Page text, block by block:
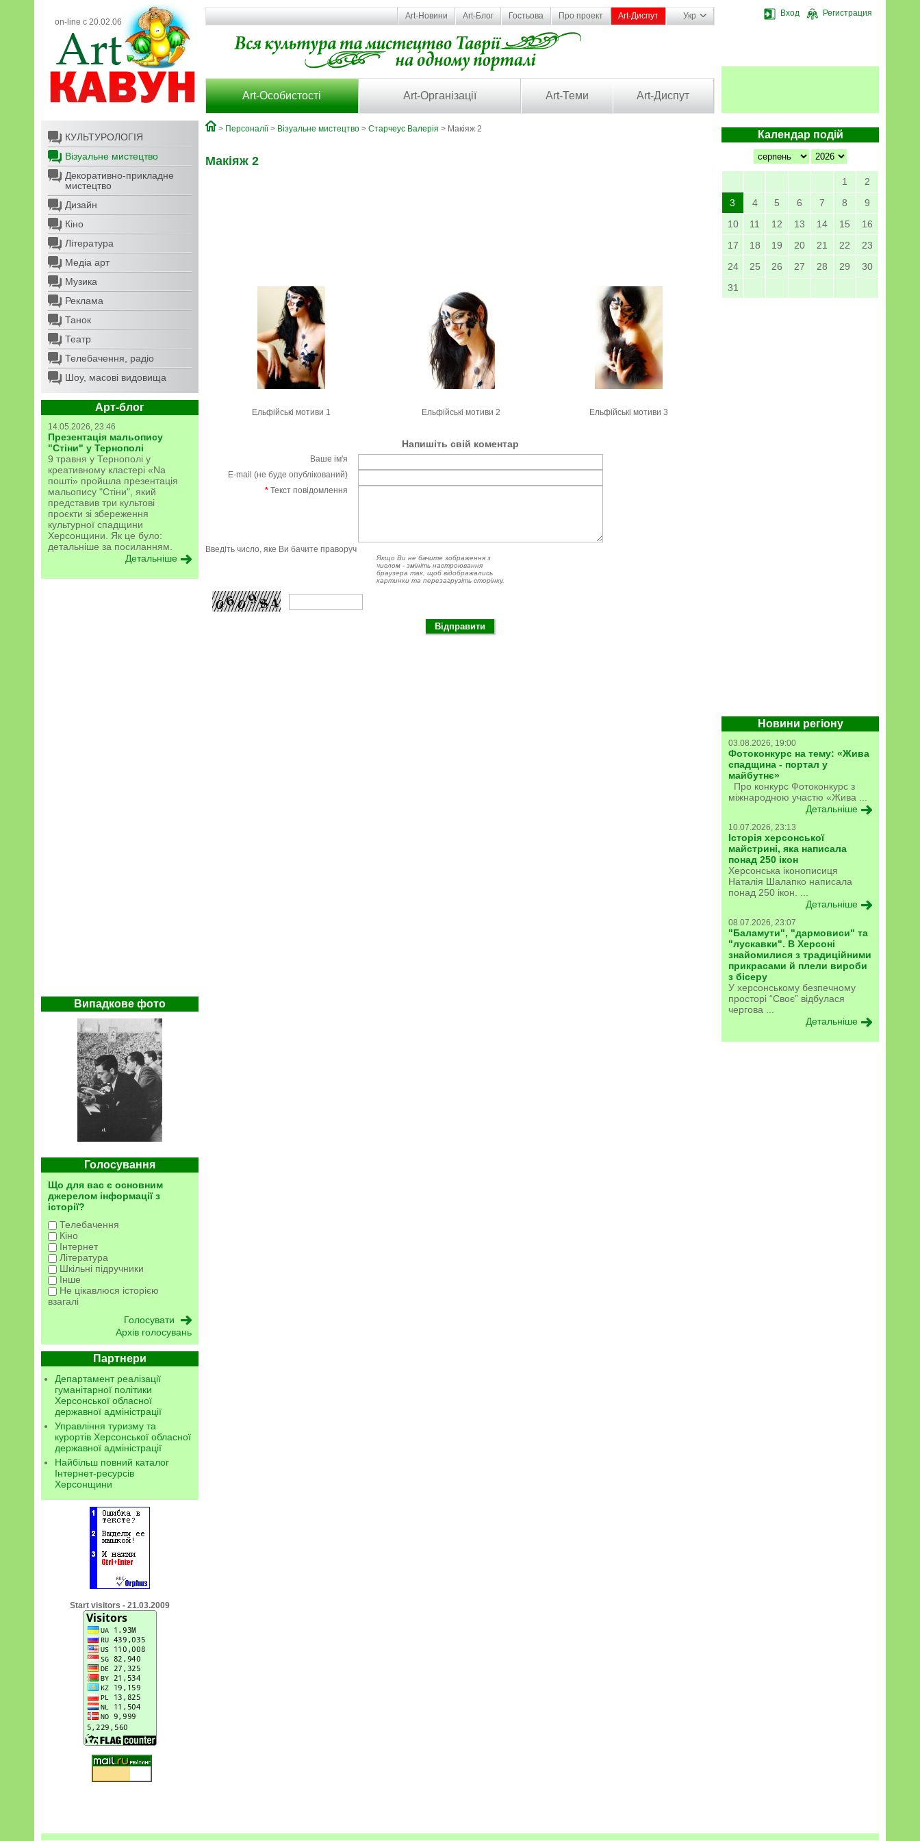
on-line с 20.02.06
Вход Регистрация
Art-Новини Art-Блог Гостьова Про проект Art-Диспут Укр
Art-Особистості Art-Організації Art-Теми Art-Диспут
КУЛЬТУРОЛОГІЯ
Візуальне мистецтво
Декоративно-прикладне
мистецтво
Дизайн
Кіно
Література
Медіа арт
Музика
Реклама
Танок
Театр
Телебачення, радіо
Шоу, масові видовища
Арт-блог
14.05.2026, 23:46
Презентація мальопису
"Стіни" у Тернополі
9 травня у Тернополі у
креативному кластері «Na
пошті» пройшла презентація
мальопису "Стіни", який
представив три культові
проєкти зі збереження
культурної спадщини
Херсонщини. Як це було:
детальніше за посиланням.
Детальніше
Випадкове фото
Голосування
Що для вас є основним
джерелом інформації з
історії?
Телебачення
Кіно
Інтернет
Література
Шкільні підручники
Інше
Не цікавлюся історією
взагалі
Архів голосувань
Партнери
Департамент реалізації
гуманітарної політики
Херсонської обласної
державної адміністрації
Управління туризму та
курортів Херсонської обласної
державної адміністрації
Найбільш повний каталог
Інтернет-ресурсів
Херсонщини
Start visitors - 21.03.2009
Календар подій
1
2
3
4 5 6 7 8
9
10
11 12 13 14 15
16
17
18 19 20 21 22
23
24
25 26 27 28 29
30
31
Новини регіону
03.08.2026, 19:00
Фотоконкурс на тему: «Жива
спадщина - портал у
майбутнє»
Про конкурс Фотоконкурс з
міжнародною участю «Жива ...
Детальніше
10.07.2026, 23:13
Історія херсонської
майстрині, яка написала
понад 250 ікон
Херсонська іконописиця
Наталія Шалапко написала
понад 250 ікон. ...
Детальніше
08.07.2026, 23:07
"Баламути", "дармовиси" та
"лускавки". В Херсоні
знайомилися з традиційними
прикрасами й плели вироби
з бісеру
У херсонському безпечному
просторі “Своє” відбулася
чергова ...
Детальніше
> Персоналії> Візуальне мистецтво > Старчеус Валерія > Макіяж 2
Макіяж 2
Ельфійські мотиви 1 Ельфійські мотиви 2 Ельфійські мотиви 3
Напишіть свій коментар
Ваше ім'я
E-mail (не буде опублікований)
* Текст повідомлення
Введіть число, яке Ви бачите праворуч
Якщо Ви не бачите зображення з
числом - змініть настроювання
браузера так, щоб відображались
картинки та перезагрузіть сторінку.